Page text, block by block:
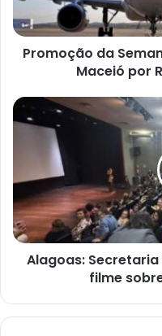
Promoção da
Maceió por
Alagoas:
filme